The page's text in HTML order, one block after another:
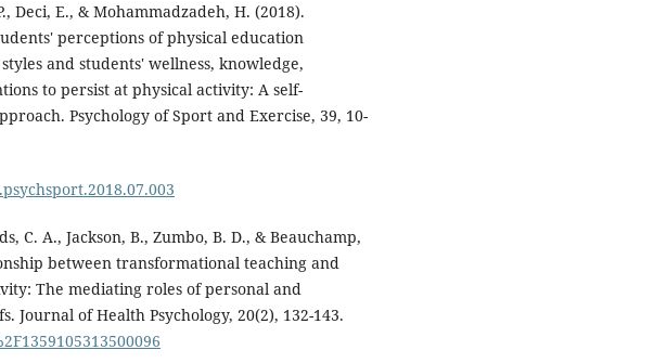
Deci, E., & Mohammadzadeh, H. (2018).
perceptions of physical education
and students' wellness, knowledge,
to persist at physical activity: A self-
Psychology of Sport and Exercise, 39, 10-
C. A., Jackson, B., Zumbo, B. D., & Beauchamp,
between transformational teaching and
The mediating roles of personal and
Journal of Health Psychology, 20(2), 132-143.